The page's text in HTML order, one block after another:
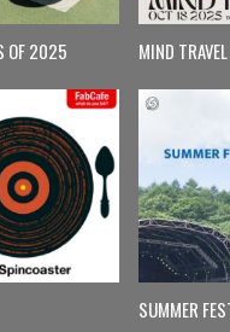
OF 2025 MIND TRAVEL
SUMMER